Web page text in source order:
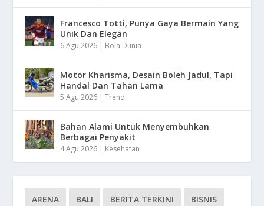
Francesco Totti, Punya Gaya Bermain Yang
Unik Dan Elegan
6 Agu 2026 | Bola Dunia
Motor Kharisma, Desain Boleh Jadul, Tapi
Handal Dan Tahan Lama
5 Agu 2026 |Trend
Bahan Alami Untuk Menyembuhkan
Berbagai Penyakit
4 Agu 2026 | Kesehatan
ARENA BALI BERITA TERKINI BISNIS